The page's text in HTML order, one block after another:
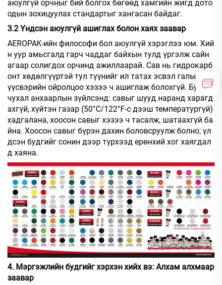
аюулгүй орчныг бий болгох бөгөөд хамгийн жигд дото
одын зохицуулах стандартыг хангасан байдаг.
3.2 Үндсэн аюулгүй ашиглах болон хаях заавар
AEROPAK-ийн философи бол аюулгүй хэрэглээ юм. Хий
н уур амьсгалд гарч чаддаг байхын тулд үргэлж сайн
агаар солигдох орчинд ажиллаарай. Сав нь гидрокарб
онт хөдөлгүүртэй тул түүнийг ил татах эсвэл галын эх
үүсвэрийн ойролцоо хэзээ ч ашиглаж болохгүй. Бусад
чухал анхаарлын зүйлсэнд: савыг шууд наранд харагд
ахгүй, хүйтэн газар (50°C/122°F-с дээш температургүй)
хадгалана, хоосон савыг хэзээ ч тасалж, шатаахгүй ба
йна. Хоосон савыг бүрэн дахин боловсруулж болно; үл
дсэн будгийг сонин дээр түрхээд ерөнхий хог хаягдал
д хаяна.
4. Мэргэжлийн будгийг хэрхэн хийх вэ: Алхам алхмаар
заавар